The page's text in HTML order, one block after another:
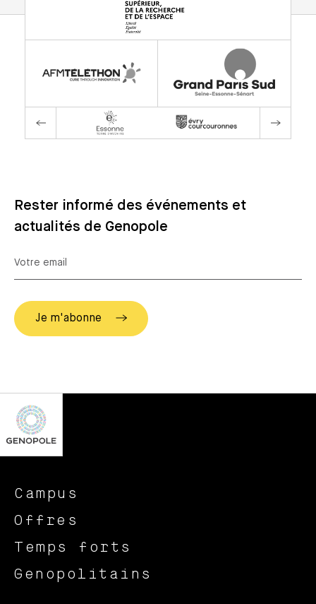
Rester informé des événements et
actualités de Genopole
Campus
Offres
Temps forts
Genopolitains